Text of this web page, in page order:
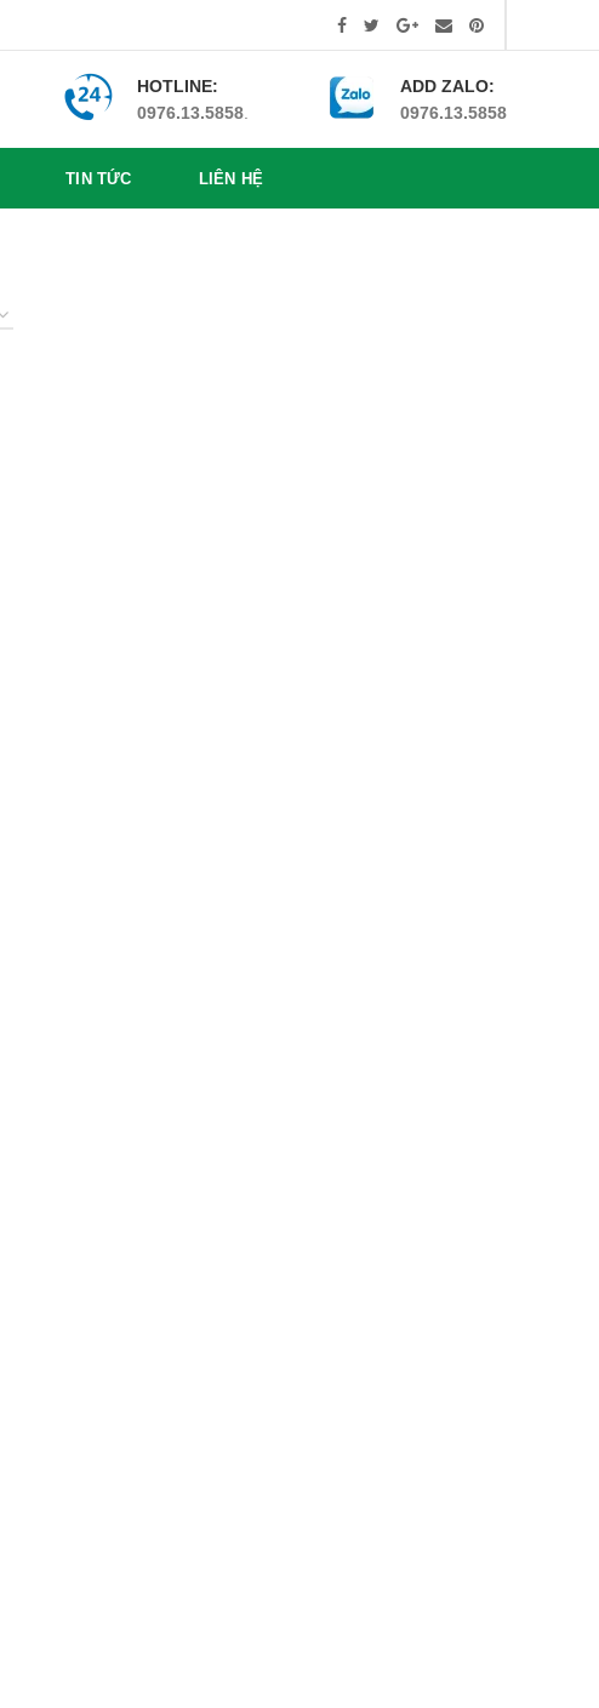
HOTLINE:
0976.13.5858
ADD ZALO:
0976.13.5858
TIN TỨC LIÊN HỆ